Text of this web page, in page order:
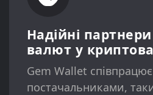
Надійні
валют у
Gem Wallet
постачальниками,